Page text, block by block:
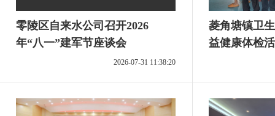
零陵区自来水公司召开2026
年“八一”建军节座谈会
2026-07-31 11:38:20
菱角塘镇卫
益健康体检